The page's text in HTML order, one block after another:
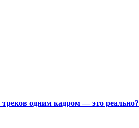
одним кадром — это реально?